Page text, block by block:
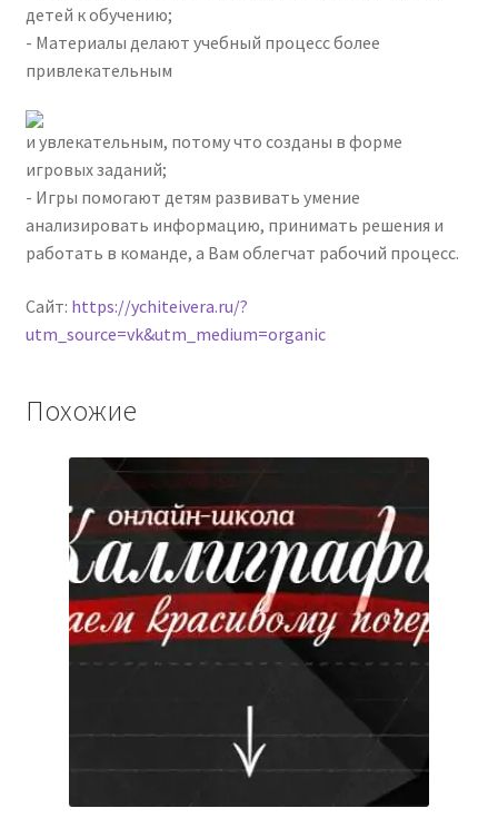
детей к обучению;
- Материалы делают учебный процесс более
привлекательным
и увлекательным, потому что созданы в форме
игровых заданий;
- Игры помогают детям развивать умение
анализировать информацию, принимать решения и
работать в команде, а Вам облегчат рабочий процесс.
Сайт: https://ychiteivera.ru/?
utm_source=vk&utm_medium=organic
Похожие